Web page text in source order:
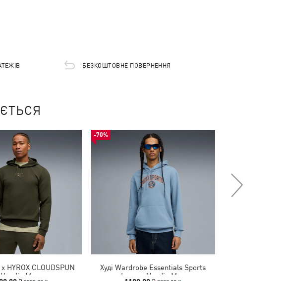
БЕЗКОШТОВНЕ ПОВЕРНЕННЯ
x HYROX CLOUDSPUN
Hoodie Men
-70%
Худі Wardrobe Essentials Sports
Legacy Hoodie Men